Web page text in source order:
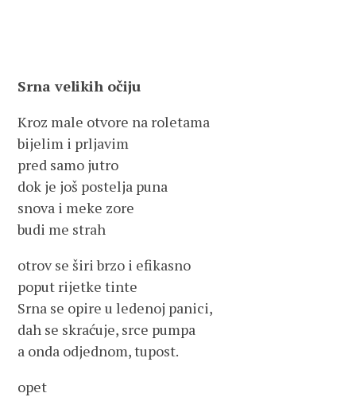
Srna velikih očiju
Kroz male otvore na roletama
bijelim i prljavim
pred samo jutro
dok je još postelja puna
snova i meke zore
budi me strah
otrov se širi brzo i efikasno
poput rijetke tinte
Srna se opire u ledenoj panici,
dah se skraćuje, srce pumpa
a onda odjednom, tupost.
opet